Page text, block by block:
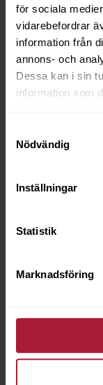
för sociala
vidarebefordrar
information från
annons- och
Dessa kan i sin
information som
Nödvändig
Inställningar
Statistik
Marknadsföring